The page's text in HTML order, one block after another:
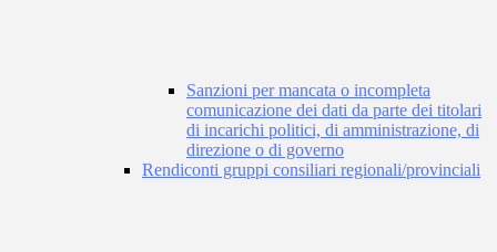
Sanzioni per mancata o incompleta
comunicazione dei dati da parte dei titolari
di incarichi politici, di amministrazione, di
direzione o di governo
Rendiconti gruppi consiliari regionali/provinciali